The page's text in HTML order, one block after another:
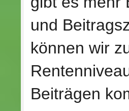
und
können wir
Beiträgen